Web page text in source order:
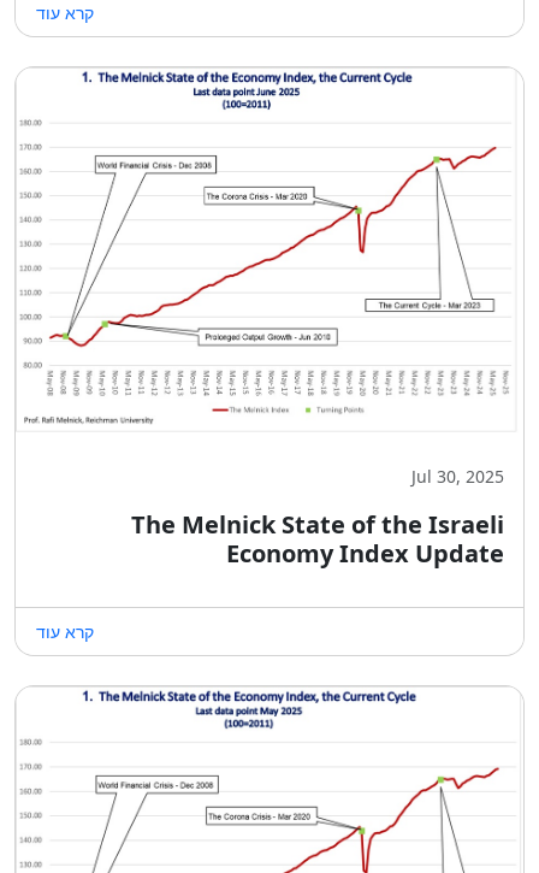
קרא עוד
Jul 30, 2025
The Melnick State of the Israeli
Economy Index Update
קרא עוד